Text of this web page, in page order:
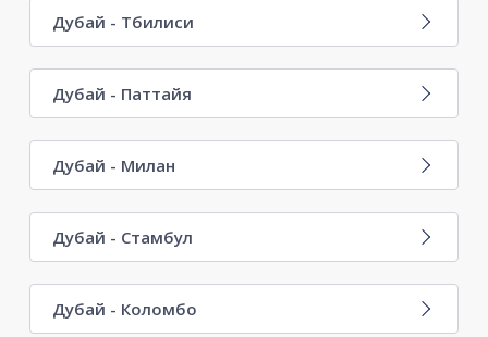
Дубай - Тбилиси
Дубай - Паттайя
Дубай - Милан
Дубай - Стамбул
Дубай - Коломбо